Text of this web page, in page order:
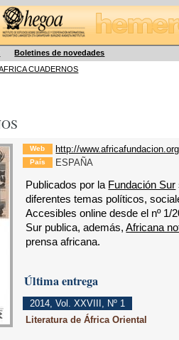
Boletines de novedades
CUADERNOS
Web http://www.africafundacion.org
País ESPAÑA
Publicados por la Fundación Sur
diferentes temas políticos,
Accesibles online desde el nº 1/
Sur publica, además,Africana
prensa africana.
Última entrega
2014,Vol. XXVIII , Nº 1
Literatura de África Oriental